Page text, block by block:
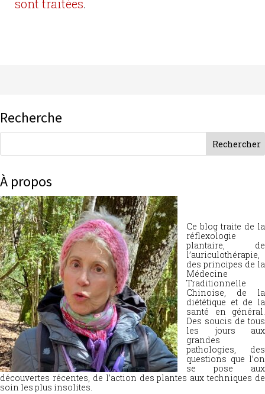
sont traitées.
Recherche
À propos
Ce blog traite de la
réflexologie
plantaire, de
l’auriculothérapie,
des principes de la
Médecine
Traditionnelle
Chinoise, de la
diététique et de la
santé en général.
Des soucis de tous
les jours aux
grandes
pathologies, des
questions que l’on
se pose aux
découvertes récentes, de l’action des plantes aux techniques de
soin les plus insolites.